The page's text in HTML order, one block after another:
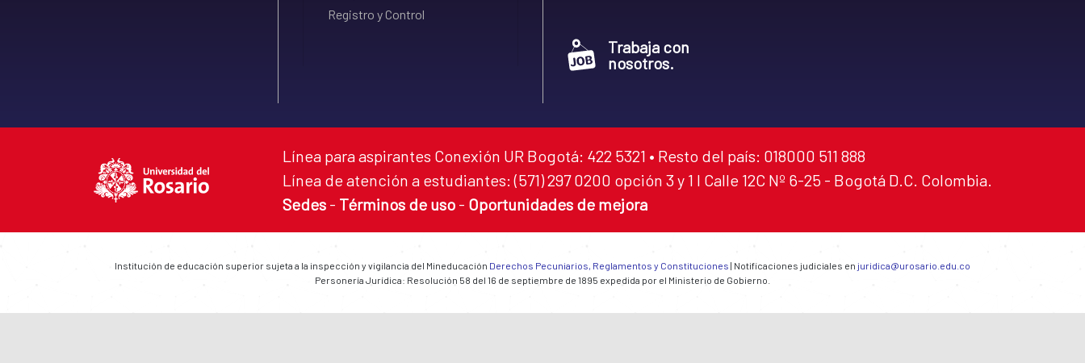
Registro y Control
Trabaja con
nosotros.
Línea para aspirantes Conexión UR Bogotá: 422 5321 • Resto del país: 018000 511 888
Línea de atención a estudiantes: (571) 297 0200 opción 3 y 1 I Calle 12C Nº 6-25 - Bogotá D.C. Colombia.
Sedes - Términos de uso - Oportunidades de mejora
Institución de educación superior sujeta a la inspección y vigilancia del Mineducación Derechos Pecuniarios, Reglamentos y Constituciones | Notificaciones judiciales en juridica@urosario.edu.co
Personería Jurídica: Resolución 58 del 16 de septiembre de 1895 expedida por el Ministerio de Gobierno.